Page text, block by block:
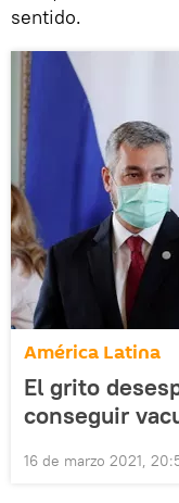
sentido.
América Latina
El grito
conseguir
16 de marzo 2021,